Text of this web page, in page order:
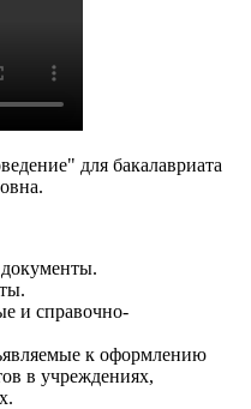
для бакалавриата
и справочно-
к оформлению
в учреждениях,